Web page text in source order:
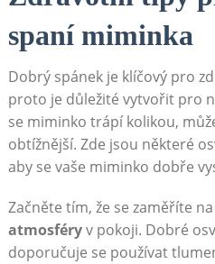
spaní miminka
Dobrý spánek je klíčový pro
proto je důležité vytvořit pro
se miminko trápí kolikou,
obtížnější. Zde jsou některé
aby se vaše miminko dobře
Začněte tím, že se zaměříte na
atmosféryv pokoji. Dobré
doporučuje se používat